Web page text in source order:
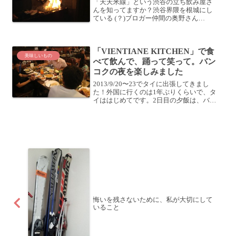
「天天米線」という渋谷の立ち飲み屋さ
んを知ってますか？渋谷界隈を根城にし
ている (？)ブロガー仲間の奥野さん
美味しいもの
「VIENTIANE KITCHEN」で食
べて飲んで、踊って笑って。バン
コクの夜を楽しみました
2013/9/20〜23でタイに出張してきまし
た！外国に行くのは1年ぶりくらいで、タ
イははじめてです。2日目の夕飯は、バー
悔いを残さないために、私が大切にして
いること